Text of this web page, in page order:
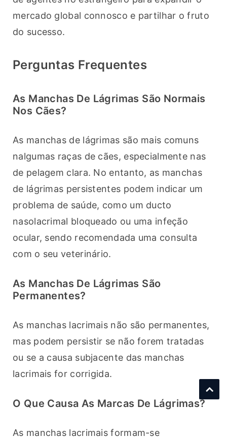
mercado global connosco e partilhar o fruto
do sucesso.
Perguntas Frequentes
As Manchas De Lágrimas São Normais
Nos Cães?
As manchas de lágrimas são mais comuns
nalgumas raças de cães, especialmente nas
de pelagem clara. No entanto, as manchas
de lágrimas persistentes podem indicar um
problema de saúde, como um ducto
nasolacrimal bloqueado ou uma infeção
ocular, sendo recomendada uma consulta
com o seu veterinário.
As Manchas De Lágrimas São
Permanentes?
As manchas lacrimais não são permanentes,
mas podem persistir se não forem tratadas
ou se a causa subjacente das manchas
lacrimais for corrigida.
O Que Causa As Marcas De Lágrimas?
As manchas lacrimais formam-se